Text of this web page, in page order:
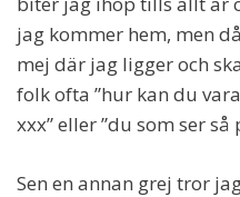
jag kommer hem, men
mej där jag ligger och
folk ofta ”hur kan du
xxx” eller ”du som ser
Sen en annan grej tror